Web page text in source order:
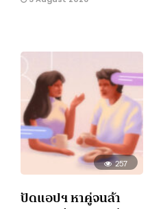
257
ปัดแอปฯ หาคู่จนล้า